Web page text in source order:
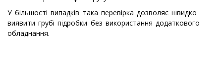
У більшості випадків така перевірка дозволяє швидко
виявити грубі підробки без використання додаткового
обладнання.